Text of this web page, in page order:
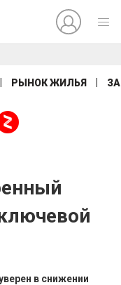
РЫНОК ЖИЛЬЯ
в снижении